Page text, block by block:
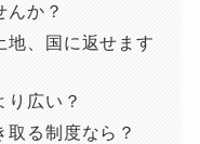
んか？
地、国に返せます
り広い？
る制度なら？